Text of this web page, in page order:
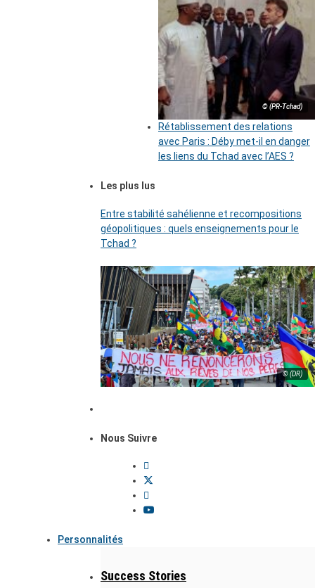
© (PR-Tchad)
Rétablissement des relations
avec Paris : Déby met-il en danger
les liens du Tchad avec l’AES ?
Les plus lus
Entre stabilité sahélienne et recompositions
géopolitiques : quels enseignements pour le
Tchad ?
© (DR)
Nous Suivre
Personnalités
Success Stories